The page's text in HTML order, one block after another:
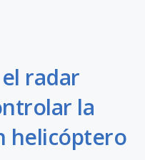
radar
la
helicóptero